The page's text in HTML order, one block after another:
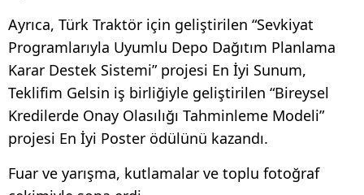
Ayrıca, Türk Traktör için geliştirilen “Sevkiyat
Programlarıyla Uyumlu Depo Dağıtım Planlama
Karar Destek Sistemi” projesi En İyi Sunum,
Teklifim Gelsin iş birliğiyle geliştirilen “Bireysel
Kredilerde Onay Olasılığı Tahminleme Modeli”
projesi En İyi Poster ödülünü kazandı.
Fuar ve yarışma, kutlamalar ve toplu fotoğraf